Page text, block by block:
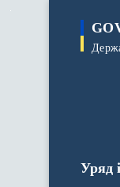
Уряд